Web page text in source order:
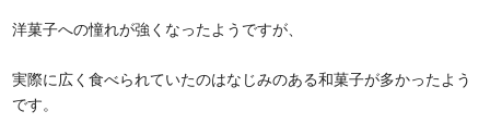
洋菓子への憧れが強くなったようですが、
実際に広く食べられていたのはなじみのある和菓子が多かったよう
です。